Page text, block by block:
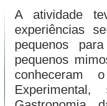
A atividade
experiências
pequenos
pequenos